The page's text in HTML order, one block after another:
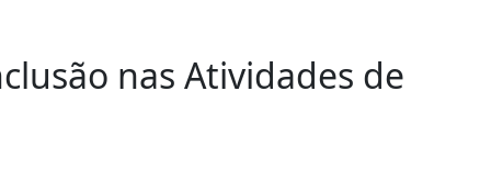
nas Atividades de